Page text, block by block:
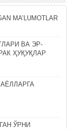
MA’LUMOTLAR
ВА ЭР-
ҲУҚУҚЛАР
ЎРНИ